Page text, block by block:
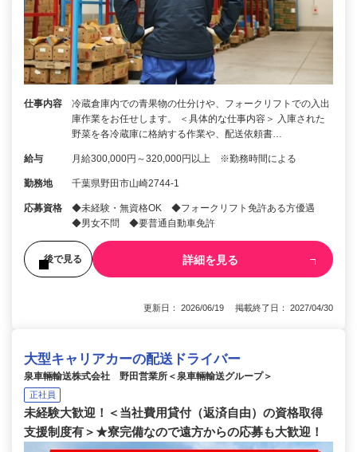
仕事内容
冷蔵倉庫内での青果物の仕分けや、フォークリフトでの入出
庫作業をお任せします。 ＜具体的な仕事内容＞ 入庫された
野菜を各冷蔵庫に格納する作業や、配送依頼書…
給与 月給300,000円～320,000円以上 ※勤務時間による
勤務地 千葉県野田市山崎2744-1
応募資格
◆未経験・無資格OK ◆フォークリフト免許ある方優遇
◆男女不問 ◆要普通自動車免許
後で見る 詳細を見る
更新日： 2026/06/19 掲載終了日： 2027/04/30
大型キャリアカーの配送ドライバー
泉車輛輸送株式会社 野田営業所＜泉車輛輸送グループ＞
正社員
未経験大歓迎！＜当社費用貸付（返済自由）の資格取得
支援制度有＞★寮完備なので遠方からの応募も大歓迎！